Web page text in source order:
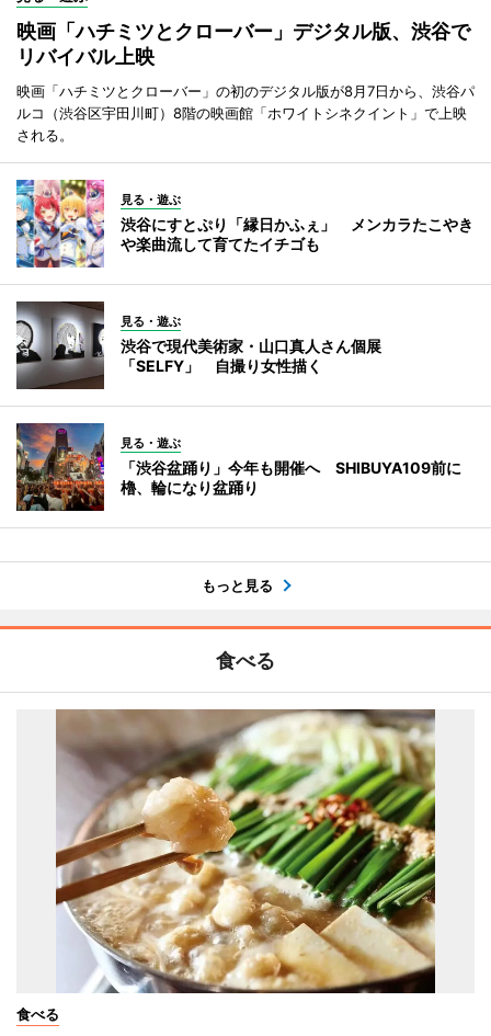
映画「ハチミツとクローバー」デジタル版、渋谷で
リバイバル上映
映画「ハチミツとクローバー」の初のデジタル版が8月7日から、渋谷パ
ルコ（渋谷区宇田川町）8階の映画館「ホワイトシネクイント」で上映
される。
見る・遊ぶ
渋谷にすとぷり「縁日かふぇ」 メンカラたこやき
や楽曲流して育てたイチゴも
見る・遊ぶ
渋谷で現代美術家・山口真人さん個展
「SELFY」 自撮り女性描く
見る・遊ぶ
「渋谷盆踊り」今年も開催へ SHIBUYA109前に
櫓、輪になり盆踊り
もっと見る
食べる
食べる